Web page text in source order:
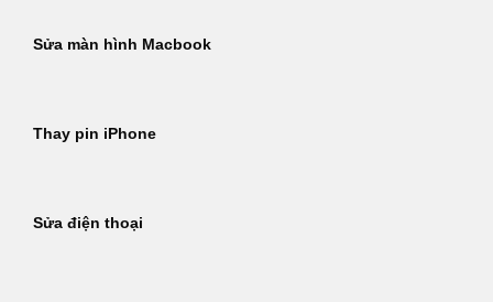
Sửa màn hình Macbook
Thay pin iPhone
Sửa điện thoại